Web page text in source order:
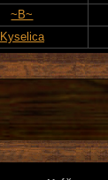
~B~
Kyselica